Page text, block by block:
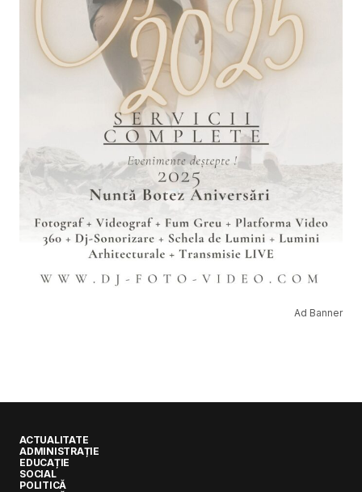
Ad Banner
ACTUALITATE
ADMINISTRAȚIE
EDUCAȚIE
SOCIAL
POLITICĂ